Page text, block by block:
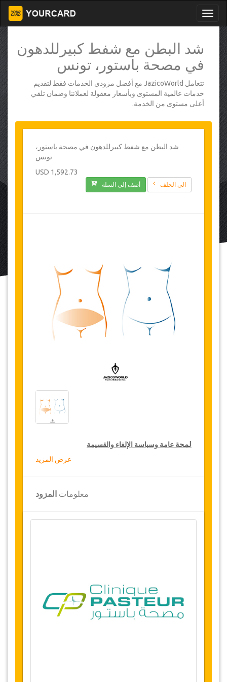
شد البطن مع شفط كبيرللدهون
في مصحة باستور، تونس
تتعامل JazicoWorld مع أفضل مزودي الخدمات فقط لتقديم
خدمات عالمية المستوى وبأسعار معقولة لعملائنا وضمان تلقي
أعلى مستوى من الخدمة.
شد البطن مع شفط كبيرللدهون في مصحة باستور،
تونس
1,592.73 USD
الى الخلف أضف إلى السلة
لمحة عامة وسياسة الإلغاء والقسيمة
يرجى الملاحظة: هذه القسيمة تغطي تكاليف
توفر التاريخ
يرجى التواصل معنا قبل إختیار هذه الخدمة لحجز
مواعيد العملية الجراحية
عرض المزيد
معلومات المزود